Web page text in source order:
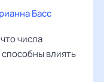
Басс
числа
влиять